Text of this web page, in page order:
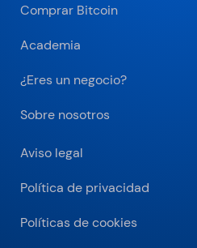
Comprar Bitcoin
Academia
¿Eres un negocio?
Sobre nosotros
Aviso legal
Política de privacidad
Políticas de cookies